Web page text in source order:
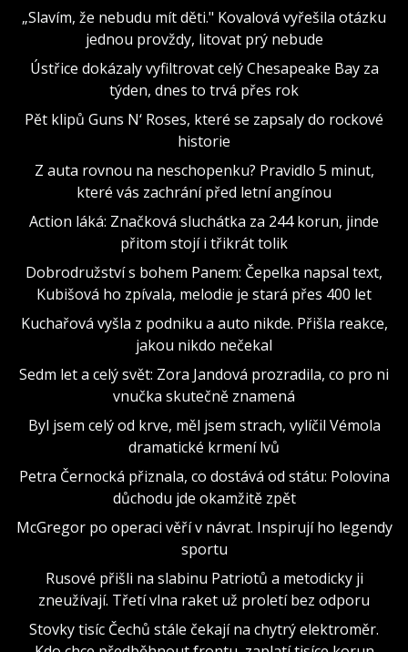
„Slavím, že nebudu mít děti." Kovalová vyřešila otázku
jednou provždy, litovat prý nebude
Ústřice dokázaly vyfiltrovat celý Chesapeake Bay za
týden, dnes to trvá přes rok
Pět klipů Guns N‘ Roses, které se zapsaly do rockové
historie
Z auta rovnou na neschopenku? Pravidlo 5 minut,
které vás zachrání před letní angínou
Action láká: Značková sluchátka za 244 korun, jinde
přitom stojí i třikrát tolik
Dobrodružství s bohem Panem: Čepelka napsal text,
Kubišová ho zpívala, melodie je stará přes 400 let
Kuchařová vyšla z podniku a auto nikde. Přišla reakce,
jakou nikdo nečekal
Sedm let a celý svět: Zora Jandová prozradila, co pro ni
vnučka skutečně znamená
Byl jsem celý od krve, měl jsem strach, vylíčil Vémola
dramatické krmení lvů
Petra Černocká přiznala, co dostává od státu: Polovina
důchodu jde okamžitě zpět
McGregor po operaci věří v návrat. Inspirují ho legendy
sportu
Rusové přišli na slabinu Patriotů a metodicky ji
zneužívají. Třetí vlna raket už proletí bez odporu
Stovky tisíc Čechů stále čekají na chytrý elektroměr.